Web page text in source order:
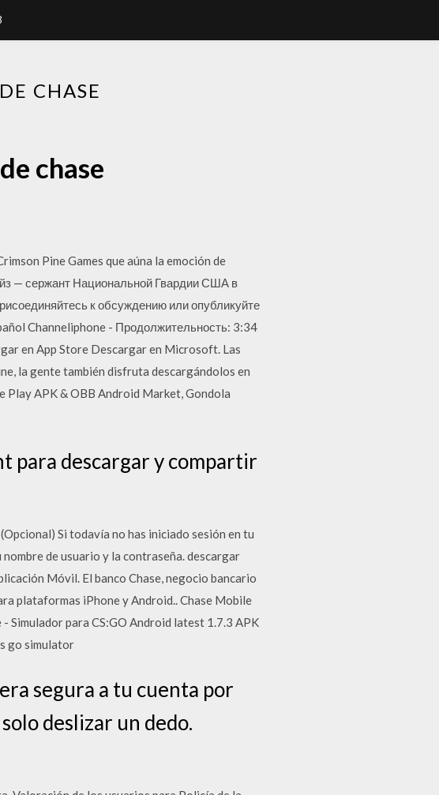
CHASE
chase
Pine Games que aúna la emoción de
— сержант Национальной Гвардии США в
к обсуждению или опубликуйте
Channeliphone - Продолжительность: 3:34
en App Store Descargar en Microsoft. Las
la gente también disfruta descargándolos en
Play APK & OBB Android Market, Gondola
para descargar y compartir
Si todavía no has iniciado sesión en tu
de usuario y la contraseña. descargar
Móvil. El banco Chase, negocio bancario
plataformas iPhone y Android.. Chase Mobile
Simulador para CS:GO Android latest 1.7.3 APK
go simulator
segura a tu cuenta por
deslizar un dedo.